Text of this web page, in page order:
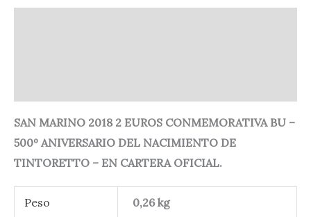
SAN MARINO 2018 2 EUROS CONMEMORATIVA BU –
500º ANIVERSARIO DEL NACIMIENTO DE
TINTORETTO – EN CARTERA OFICIAL.
Peso 0,26 kg